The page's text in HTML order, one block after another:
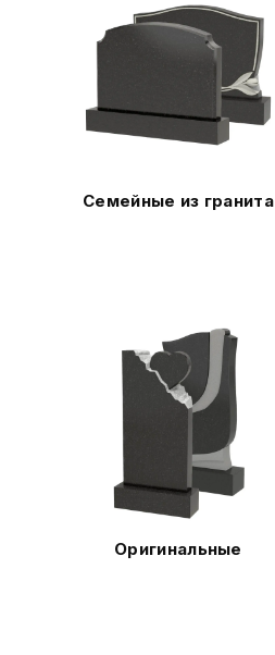
Семейные из гранита
Оригинальные